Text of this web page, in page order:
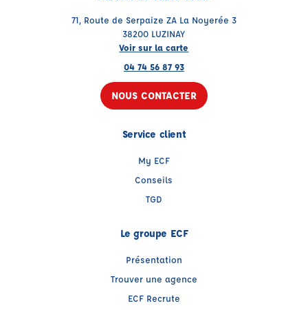
71, Route de Serpaize ZA La Noyerée 3
38200 LUZINAY
Voir sur la carte
04 74 56 87 93
NOUS CONTACTER
Service client
My ECF
Conseils
TGD
Le groupe ECF
Présentation
Trouver une agence
ECF Recrute